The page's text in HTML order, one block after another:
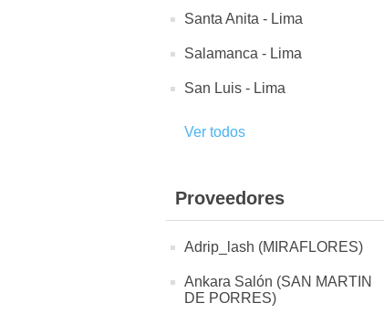
Santa Anita - Lima
Salamanca - Lima
San Luis - Lima
Ver todos
Proveedores
Adrip_lash (MIRAFLORES)
Ankara Salón (SAN MARTIN
DE PORRES)